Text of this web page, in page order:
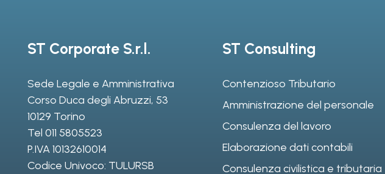
ST Corporate S.r.l.
Sede Legale e Amministrativa
Corso Duca degli Abruzzi, 53
10129 Torino
Tel 011 5805523
P.IVA 10132610014
Codice Univoco: TULURSB
ST Consulting
Contenzioso Tributario
Amministrazione del personale
Consulenza del lavoro
Elaborazione dati contabili
Consulenza civilistica e tributaria